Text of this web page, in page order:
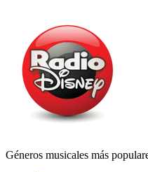
Géneros musicales más